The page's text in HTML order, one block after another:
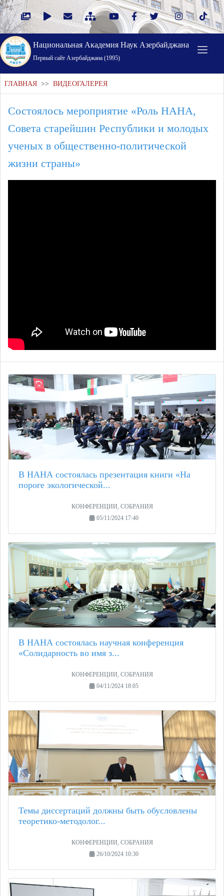
Национальная Академия Наук Азербайджана
Первый cайт Азербайджана (1995)
ГЛАВНАЯ >> ВИДЕОГАЛЕРЕЯ
Состоялось мероприятие «Роль НАНА,
Совета старейшин Республики и молодых
ученых в общественно-политической
жизни страны»
В НАНА состоялась презентация книги «На
пороге экологической...
КОНФЕРЕНЦИИ, СОБРАНИЯ
05/11/2024 17:40
В НАНА состоялась научная конференция
«Солидарность во имя з...
КОНФЕРЕНЦИИ, СОБРАНИЯ
04/11/2024 18:05
Темы диссертаций должны быть обусловлены
теоретико-методолог...
КОНФЕРЕНЦИИ, СОБРАНИЯ
26/10/2024 10:30